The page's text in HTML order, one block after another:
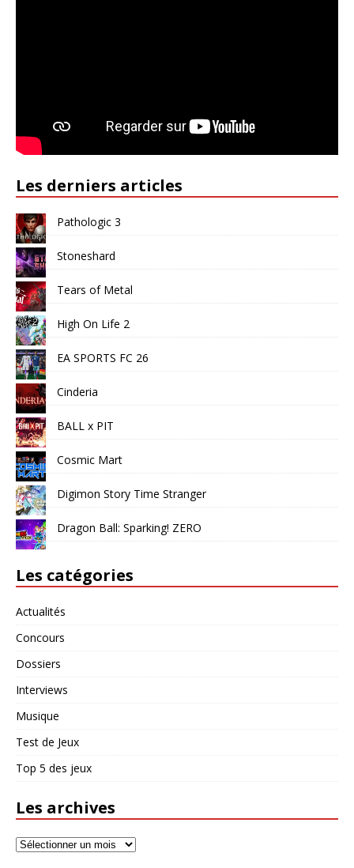
Les derniers articles
Pathologic 3
Stoneshard
Tears of Metal
High On Life 2
EA SPORTS FC 26
Cinderia
BALL x PIT
Cosmic Mart
Digimon Story Time Stranger
Dragon Ball: Sparking! ZERO
Les catégories
Actualités
Concours
Dossiers
Interviews
Musique
Test de Jeux
Top 5 des jeux
Les archives